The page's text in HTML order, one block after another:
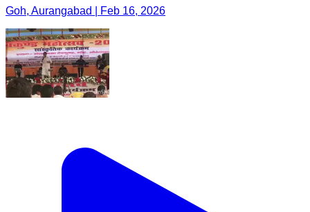
Goh, Aurangabad | Feb 16, 2026